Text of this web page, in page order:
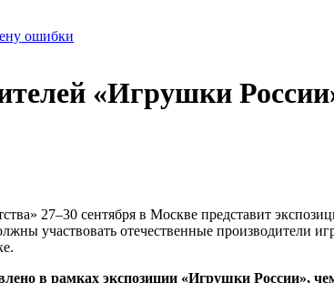
ошибки
«Игрушки
27–30 сентября в Москве представит
участвовать отечественные производители
в рамках экспозиции «Игрушки России»,